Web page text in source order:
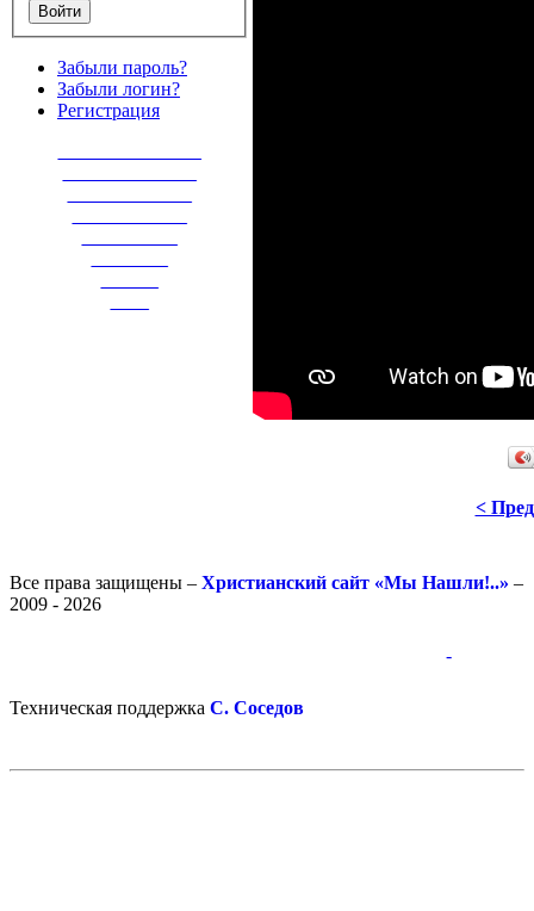
Забыли пароль?
Забыли логин?
Регистрация
<
Все права защищены – Христианский сайт «Мы Нашли!..» –
2009 - 2026
-
Техническая поддержка С. Соседов